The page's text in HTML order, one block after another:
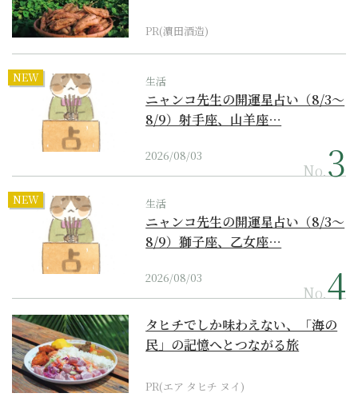
PR(濵田酒造)
NEW 生活
ニャンコ先生の開運星占い（8/3～
8/9）射手座、山羊座…
2026/08/03
No.
NEW 生活
ニャンコ先生の開運星占い（8/3～
8/9）獅子座、乙女座…
2026/08/03
No.
タヒチでしか味わえない、「海の
民」の記憶へとつながる旅
PR(エア タヒチ ヌイ)